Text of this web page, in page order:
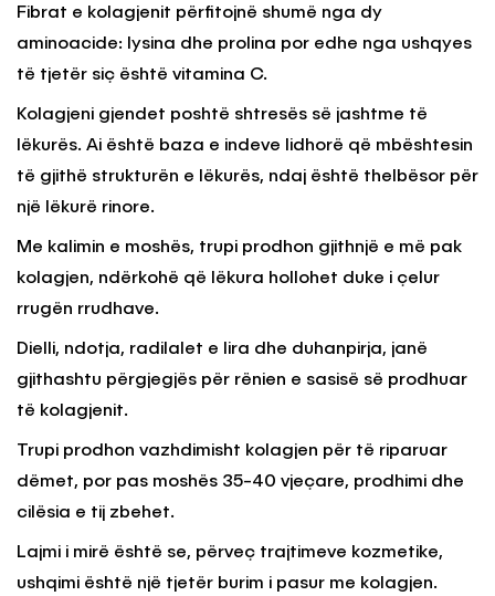
Fibrat e kolagjenit përfitojnë shumë nga dy
aminoacide: lysina dhe prolina por edhe nga ushqyes
të tjetër siç është vitamina C.
Kolagjeni gjendet poshtë shtresës së jashtme të
lëkurës. Ai është baza e indeve lidhorë që mbështesin
të gjithë strukturën e lëkurës, ndaj është thelbësor për
një lëkurë rinore.
Me kalimin e moshës, trupi prodhon gjithnjë e më pak
kolagjen, ndërkohë që lëkura hollohet duke i çelur
rrugën rrudhave.
Dielli, ndotja, radilalet e lira dhe duhanpirja, janë
gjithashtu përgjegjës për rënien e sasisë së prodhuar
të kolagjenit.
Trupi prodhon vazhdimisht kolagjen për të riparuar
dëmet, por pas moshës 35-40 vjeçare, prodhimi dhe
cilësia e tij zbehet.
Lajmi i mirë është se, përveç trajtimeve kozmetike,
ushqimi është një tjetër burim i pasur me kolagjen.